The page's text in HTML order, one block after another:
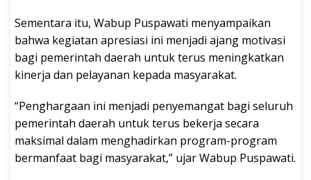
Sementara itu, Wabup Puspawati menyampaikan
bahwa kegiatan apresiasi ini menjadi ajang motivasi
bagi pemerintah daerah untuk terus meningkatkan
kinerja dan pelayanan kepada masyarakat.
“Penghargaan ini menjadi penyemangat bagi seluruh
pemerintah daerah untuk terus bekerja secara
maksimal dalam menghadirkan program-program
bermanfaat bagi masyarakat,” ujar Wabup Puspawati.